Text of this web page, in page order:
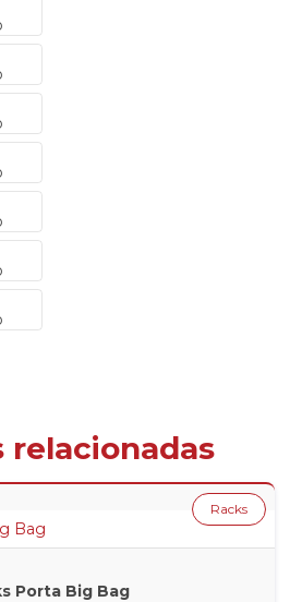
relacionadas
Porta Big Bag
Racks